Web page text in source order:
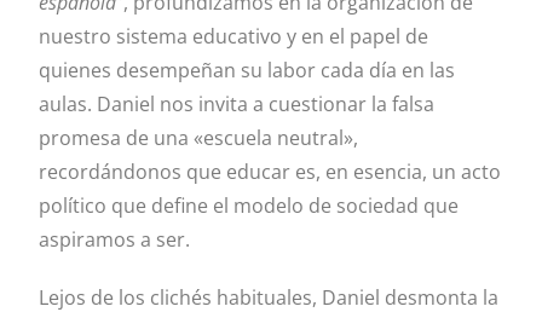
nuestro sistema educativo y en el papel de
quienes desempeñan su labor cada día en las
aulas. Daniel nos invita a cuestionar la falsa
promesa de una «escuela neutral»,
recordándonos que educar es, en esencia, un acto
político que define el modelo de sociedad que
aspiramos a ser.
Lejos de los clichés habituales, Daniel desmonta la